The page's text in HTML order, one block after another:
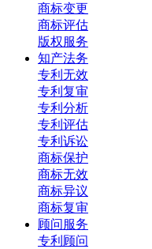
商标变更
商标评估
版权服务
知产法务
专利无效
专利复审
专利分析
专利评估
专利诉讼
商标保护
商标无效
商标异议
商标复审
顾问服务
专利顾问